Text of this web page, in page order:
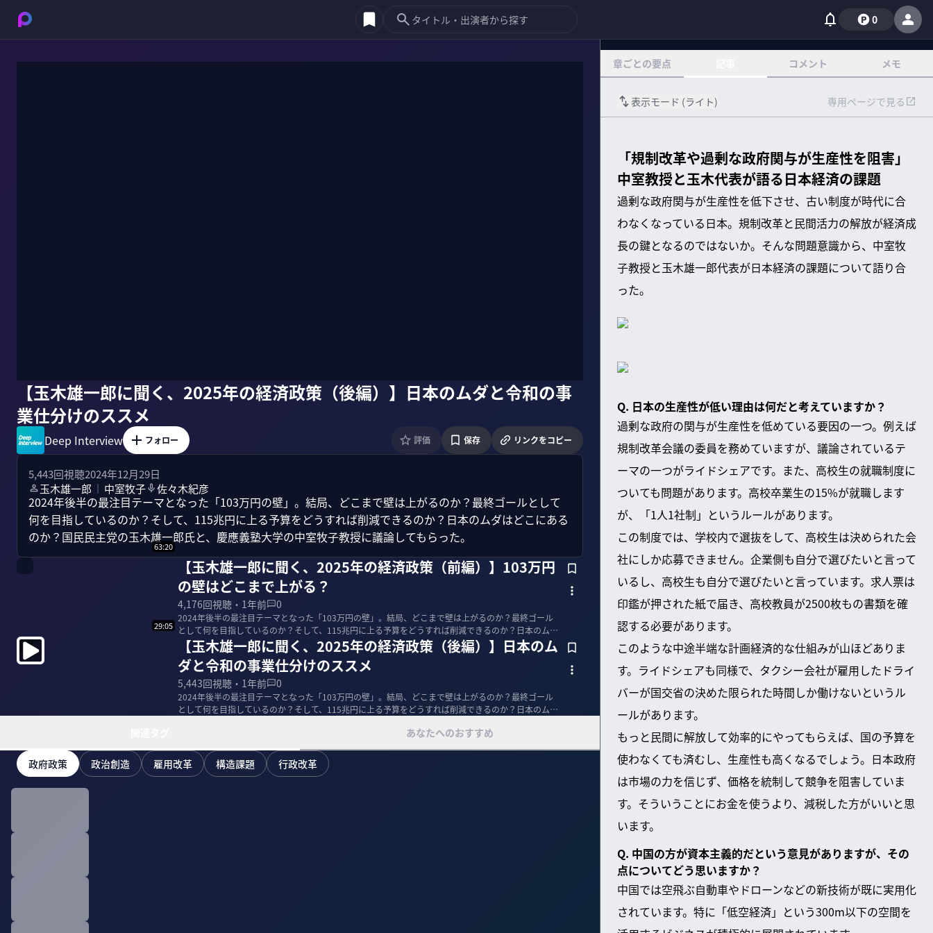
0
【玉木雄一郎に聞く、2025年の経済政策（後編）】日本のムダと令和の事
業仕分けのススメ
Deep Interview フォロー 評価 保存 リンクをコピー
5,443回視聴2024年12月29日
玉木雄一郎 ｜ 中室牧子 佐々木紀彦
2024年後半の最注目テーマとなった「103万円の壁」。結局、どこまで壁は上がるのか？最終ゴールとして
何を目指しているのか？そして、115兆円に上る予算をどうすれば削減できるのか？日本のムダはどこにある
のか？国民民主党の玉木雄一郎氏と、慶應義塾大学の中室牧子教授に議論してもらった。
63:20
【玉木雄一郎に聞く、2025年の経済政策（前編）】103万円
の壁はどこまで上がる？
4,176回視聴・ 1年前 0
2024年後半の最注目テーマとなった「103万円の壁」。結局、どこまで壁は上がるのか？最終ゴール
として何を目指しているのか？そして、115兆円に上る予算をどうすれば削減できるのか？日本のムダ
はどこにあ...
29:05
【玉木雄一郎に聞く、2025年の経済政策（後編）】日本のム
ダと令和の事業仕分けのススメ
5,443回視聴・ 1年前 0
2024年後半の最注目テーマとなった「103万円の壁」。結局、どこまで壁は上がるのか？最終ゴール
として何を目指しているのか？そして、115兆円に上る予算をどうすれば削減できるのか？日本のムダ
あなたへのおすすめ
政府政策 政治創造 雇用改革 構造課題 行政改革
章ごとの要点 コメント メモ
表示モード (ライト) 専用ページで見る
「規制改革や過剰な政府関与が生産性を阻害」
中室教授と玉木代表が語る日本経済の課題
過剰な政府関与が生産性を低下させ、古い制度が時代に合
わなくなっている日本。規制改革と民間活力の解放が経済成
長の鍵となるのではないか。そんな問題意識から、中室牧
子教授と玉木雄一郎代表が日本経済の課題について語り合
った。
Q. 日本の生産性が低い理由は何だと考えていますか？
過剰な政府の関与が生産性を低めている要因の一つ。例えば
規制改革会議の委員を務めていますが、議論されているテ
ーマの一つがライドシェアです。また、高校生の就職制度に
ついても問題があります。高校卒業生の15%が就職します
が、「1人1社制」というルールがあります。
この制度では、学校内で選抜をして、高校生は決められた会
社にしか応募できません。企業側も自分で選びたいと言って
いるし、高校生も自分で選びたいと言っています。求人票は
印鑑が押された紙で届き、高校教員が2500枚もの書類を確
認する必要があります。
このような中途半端な計画経済的な仕組みが山ほどありま
す。ライドシェアも同様で、タクシー会社が雇用したドライ
バーが国交省の決めた限られた時間しか働けないというル
ールがあります。
もっと民間に解放して効率的にやってもらえば、国の予算を
使わなくても済むし、生産性も高くなるでしょう。日本政府
は市場の力を信じず、価格を統制して競争を阻害していま
す。そういうことにお金を使うより、減税した方がいいと思
います。
Q. 中国の方が資本主義的だという意見がありますが、その
点についてどう思いますか？
中国では空飛ぶ自動車やドローンなどの新技術が既に実用化
されています。特に「低空経済」という300m以下の空間を